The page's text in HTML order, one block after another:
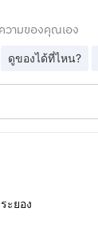
วามของคุณเอง
ดูของได้ที่ไหน?
ะยอง